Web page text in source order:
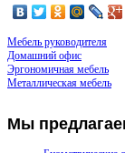
Мебель руководителя
Домашний офис
Эргономичная мебель
Металлическая мебель
Мы